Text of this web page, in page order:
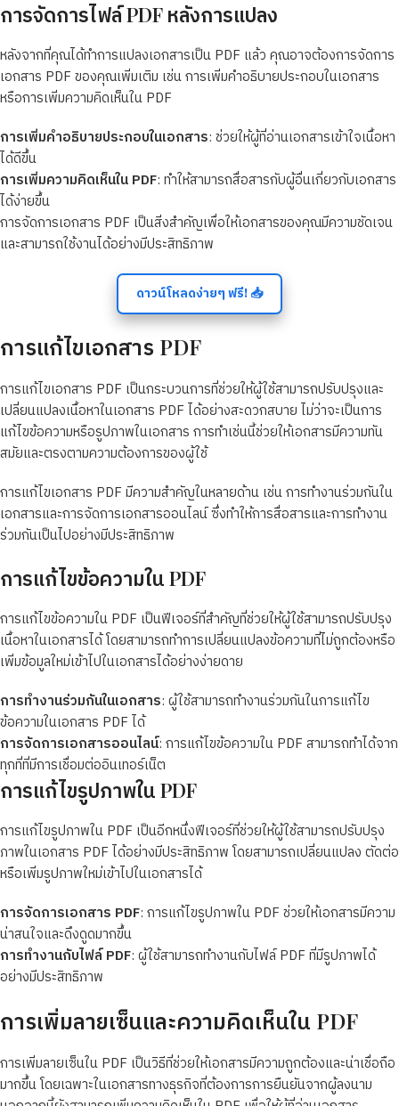
การจัดการไฟล์ PDF หลังการแปลง
หลังจากที่คุณได้ทำการแปลงเอกสารเป็น PDF แล้ว คุณอาจต้องการจัดการ
เอกสาร PDF ของคุณเพิ่มเติม เช่น การเพิ่มคำอธิบายประกอบในเอกสาร
หรือการเพิ่มความคิดเห็นใน PDF
การเพิ่มคำอธิบายประกอบในเอกสาร: ช่วยให้ผู้ที่อ่านเอกสารเข้าใจเนื้อหา
ได้ดีขึ้น
การเพิ่มความคิดเห็นใน PDF: ทำให้สามารถสื่อสารกับผู้อื่นเกี่ยวกับเอกสาร
ได้ง่ายขึ้น
การจัดการเอกสาร PDF เป็นสิ่งสำคัญเพื่อให้เอกสารของคุณมีความชัดเจน
และสามารถใช้งานได้อย่างมีประสิทธิภาพ
ดาวน์โหลดง่ายๆ ฟรี! 📥
การแก้ไขเอกสาร PDF
การแก้ไขเอกสาร PDF เป็นกระบวนการที่ช่วยให้ผู้ใช้สามารถปรับปรุงและ
เปลี่ยนแปลงเนื้อหาในเอกสาร PDF ได้อย่างสะดวกสบาย ไม่ว่าจะเป็นการ
แก้ไขข้อความหรือรูปภาพในเอกสาร การทำเช่นนี้ช่วยให้เอกสารมีความทัน
สมัยและตรงตามความต้องการของผู้ใช้
การแก้ไขเอกสาร PDF มีความสำคัญในหลายด้าน เช่น การทำงานร่วมกันใน
เอกสารและการจัดการเอกสารออนไลน์ ซึ่งทำให้การสื่อสารและการทำงาน
ร่วมกันเป็นไปอย่างมีประสิทธิภาพ
การแก้ไขข้อความใน PDF
การแก้ไขข้อความใน PDF เป็นฟีเจอร์ที่สำคัญที่ช่วยให้ผู้ใช้สามารถปรับปรุง
เนื้อหาในเอกสารได้ โดยสามารถทำการเปลี่ยนแปลงข้อความที่ไม่ถูกต้องหรือ
เพิ่มข้อมูลใหม่เข้าไปในเอกสารได้อย่างง่ายดาย
การทำงานร่วมกันในเอกสาร: ผู้ใช้สามารถทำงานร่วมกันในการแก้ไข
ข้อความในเอกสาร PDF ได้
การจัดการเอกสารออนไลน์: การแก้ไขข้อความใน PDF สามารถทำได้จาก
ทุกที่ที่มีการเชื่อมต่ออินเทอร์เน็ต
การแก้ไขรูปภาพใน PDF
การแก้ไขรูปภาพใน PDF เป็นอีกหนึ่งฟีเจอร์ที่ช่วยให้ผู้ใช้สามารถปรับปรุง
ภาพในเอกสาร PDF ได้อย่างมีประสิทธิภาพ โดยสามารถเปลี่ยนแปลง ตัดต่อ
หรือเพิ่มรูปภาพใหม่เข้าไปในเอกสารได้
การจัดการเอกสาร PDF: การแก้ไขรูปภาพใน PDF ช่วยให้เอกสารมีความ
น่าสนใจและดึงดูดมากขึ้น
การทำงานกับไฟล์ PDF: ผู้ใช้สามารถทำงานกับไฟล์ PDF ที่มีรูปภาพได้
อย่างมีประสิทธิภาพ
การเพิ่มลายเซ็นและความคิดเห็นใน PDF
การเพิ่มลายเซ็นใน PDF เป็นวิธีที่ช่วยให้เอกสารมีความถูกต้องและน่าเชื่อถือ
มากขึ้น โดยเฉพาะในเอกสารทางธุรกิจที่ต้องการการยืนยันจากผู้ลงนาม